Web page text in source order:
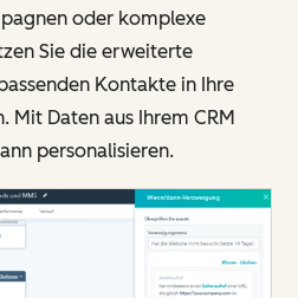
oder komplexe
Sie die erweiterte
Kontakte in Ihre
Mit Daten aus Ihrem CRM
personalisieren.